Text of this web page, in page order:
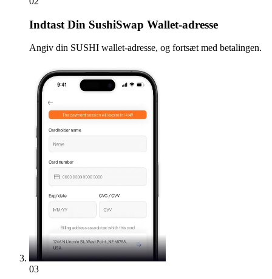
Indtast Din SushiSwap Wallet-adresse
Angiv din SUSHI wallet-adresse, og fortsæt med betalingen.
03